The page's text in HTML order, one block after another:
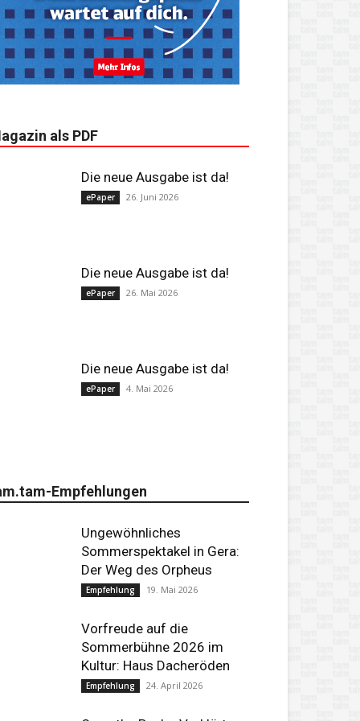
als PDF
Die neue Ausgabe ist da!
ePaper 26. Juni 2026
Die neue Ausgabe ist da!
ePaper 26. Mai 2026
Die neue Ausgabe ist da!
ePaper 4. Mai 2026
Empfehlungen
Ungewöhnliches
Sommerspektakel in Gera:
Der Weg des Orpheus
Empfehlung 19. Mai 2026
Vorfreude auf die
Sommerbühne 2026 im
Kultur: Haus Dacheröden
Empfehlung 24. April 2026